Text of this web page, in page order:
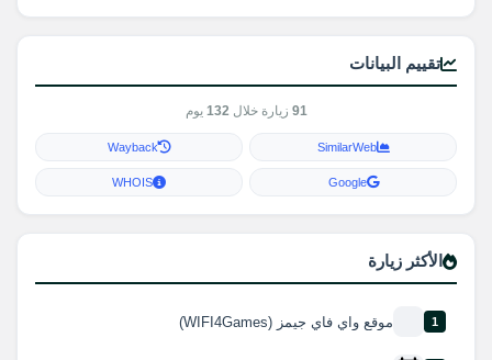
تقييم البيانات
91 زيارة خلال132 يوم
SimilarWeb
Wayback
Google
WHOIS
الأكثر زيارة
1 موقع واي فاي جيمز (WIFI4Games)